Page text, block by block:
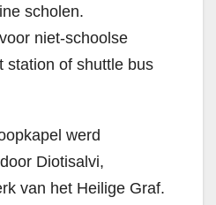
scholen.
niet-schoolse
station of shuttle bus
werd
Diotisalvi,
van het Heilige Graf.